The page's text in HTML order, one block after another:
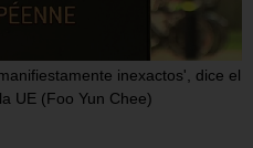
inexactos', dice el
UE (Foo Yun Chee)